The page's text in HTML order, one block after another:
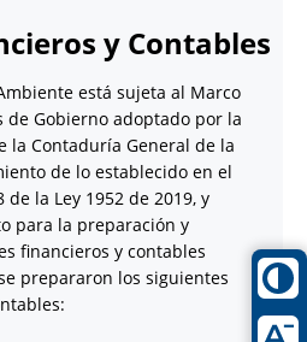
y Contables
está sujeta al Marco
Gobierno adoptado por la
la Contaduría General de la
de lo establecido en el
la Ley 1952 de 2019, y
para la preparación y
financieros y contables
prepararon los siguientes